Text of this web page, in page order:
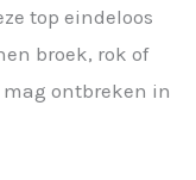
top eindeloos
broek, rok of
ontbreken in